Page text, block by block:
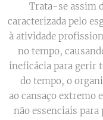
Trata-se assim
caracterizada pelo
à atividade
no tempo,
ineficácia para gerir
do tempo, o
ao cansaço extremo
não essenciais